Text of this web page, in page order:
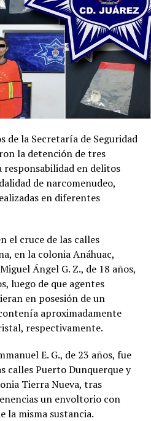
de la Secretaría de Seguridad
la detención de tres
en delitos
de narcomenudeo,
en diferentes
el cruce de las calles
en la colonia Anáhuac,
Ángel G. Z., de 18 años,
luego de que agentes
en posesión de un
aproximadamente
respectivamente.
E. G., de 23 años, fue
calles Puerto Dunquerque y
Tierra Nueva, tras
un envoltorio con
la misma sustancia.